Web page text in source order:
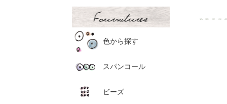
色から探す
スパンコール
ビーズ